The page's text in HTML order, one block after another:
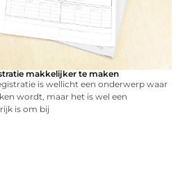
makkelijker te maken
is wellicht een onderwerp waar
wordt, maar het is wel een
is om bij